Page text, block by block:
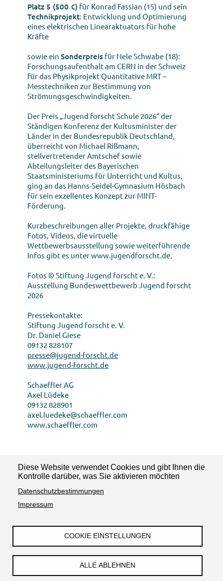
Diese Website verwendet Cookies und gibt Ihnen die
Kontrolle darüber, was Sie aktivieren möchten
Datenschutzbestimmungen
Impressum
COOKIE EINSTELLUNGEN
ALLE ABLEHNEN
Platz 5 (500 €) für Konrad Fassian (15) und sein
Technikprojekt: Entwicklung und Optimierung
eines elektrischen Linearaktuators für hohe
Kräfte
sowie ein Sonderpreis für Nele Schwabe (18):
Forschungsaufenthalt am CERN in der Schweiz
für das Physikprojekt Quantitative MRT –
Messtechniken zur Bestimmung von
Strömungsgeschwindigkeiten.
Der Preis „Jugend forscht Schule 2026“ der
Ständigen Konferenz der Kultusminister der
Länder in der Bundesrepublik Deutschland,
überreicht von Michael Rißmann,
stellvertretender Amtschef sowie
Abteilungsleiter des Bayerischen
Staatsministeriums für Unterricht und Kultus,
ging an das Hanns-Seidel-Gymnasium Hösbach
für sein exzellentes Konzept zur MINT-
Förderung.
Kurzbeschreibungen aller Projekte, druckfähige
Fotos, Videos, die virtuelle
Wettbewerbsausstellung sowie weiterführende
Infos gibt es unter www.jugendforscht.de.
Fotos © Stiftung Jugend forscht e. V.:
Ausstellung Bundeswettbewerb Jugend forscht
2026
Pressekontakte:
Stiftung Jugend forscht e. V.
Dr. Daniel Giese
09132 828107
presse@jugend-forscht.de
www.jugend-forscht.de
Schaeffler AG
Axel Lüdeke
09132 828901
axel.luedeke@schaeffler.com
www.schaeffler.com
News teilen:
Impressum Datenschutzerklärung
Barrierefreiheit
Kontakt